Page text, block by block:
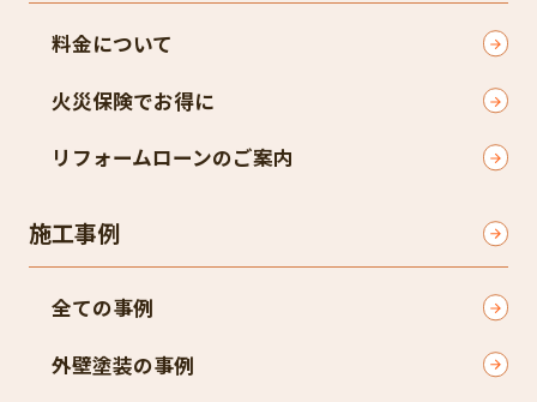
料金について
火災保険でお得に
リフォームローンのご案内
施工事例
全ての事例
外壁塗装の事例